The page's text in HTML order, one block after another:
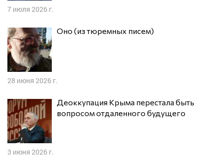
7 июля 2026 г.
Оно (из тюремных писем)
28 июня 2026 г.
Деоккупация Крыма перестала быть
вопросом отдаленного будущего
3 июня 2026 г.